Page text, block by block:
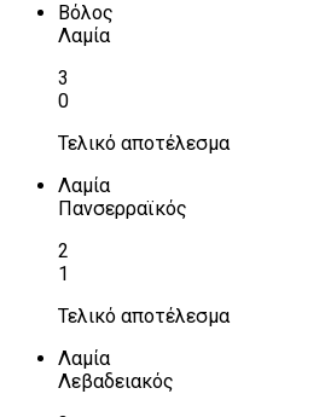
Βόλος
Λαμία
3
0
Τελικό αποτέλεσμα
Λαμία
Πανσερραϊκός
2
1
Τελικό αποτέλεσμα
Λαμία
Λεβαδειακός